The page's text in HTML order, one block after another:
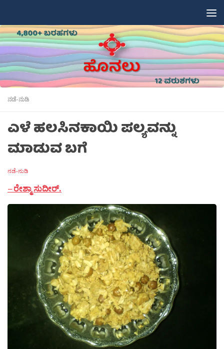
ನಡೆ-ನುಡಿ
ಎಳೆ ಹಲಸಿನಕಾಯಿ ಪಲ್ಯವನ್ನು
ಮಾಡುವ ಬಗೆ
ನಡೆ-ನುಡಿ
– ರೇಶ್ಮಾ ಸುದೀರ್.